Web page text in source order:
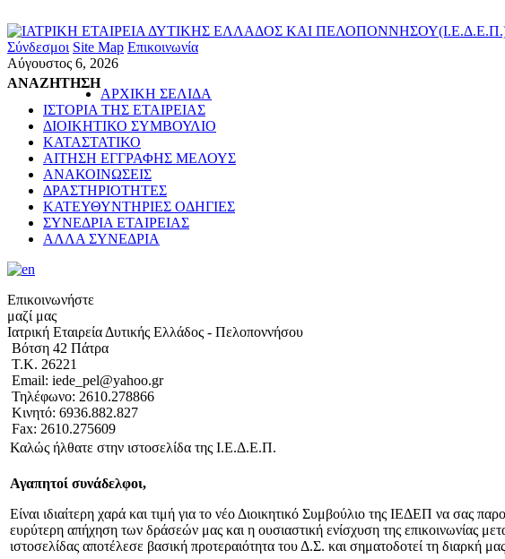
Σύνδεσμοι Site Map Επικοινωνία
Αύγουστος 6, 2026
ΑΝΑΖΗΤΗΣΗ
ΑΡΧΙΚΗ ΣΕΛΙΔΑ
ΙΣΤΟΡΙΑ ΤΗΣ ΕΤΑΙΡΕΙΑΣ
ΔΙΟΙΚΗΤΙΚΟ ΣΥΜΒΟΥΛΙΟ
ΚΑΤΑΣΤΑΤΙΚΟ
ΑΙΤΗΣΗ ΕΓΓΡΑΦΗΣ ΜΕΛΟΥΣ
ΑΝΑΚΟΙΝΩΣΕΙΣ
ΔΡΑΣΤΗΡΙΟΤΗΤΕΣ
ΚΑΤΕΥΘΥΝΤΗΡΙΕΣ ΟΔΗΓΙΕΣ
ΣΥΝΕΔΡΙΑ ΕΤΑΙΡΕΙΑΣ
ΑΛΛΑ ΣΥΝΕΔΡΙΑ
Επικοινωνήστε
μαζί μας
Ιατρική Εταιρεία Δυτικής Ελλάδος - Πελοποννήσου
Βότση 42 Πάτρα
Τ.Κ. 26221
Email: iede_pel@yahoo.gr
Τηλέφωνο: 2610.278866
Κινητό: 6936.882.827
Fax: 2610.275609
Καλώς ήλθατε στην ιστοσελίδα της Ι.Ε.Δ.Ε.Π.
Αγαπητοί συνάδελφοι,
Είναι ιδιαίτερη χαρά και τιμή για το νέο Διοικητικό Συμβούλιο της ΙΕΔΕΠ να σας
ευρύτερη απήχηση των δράσεών μας και η ουσιαστική ενίσχυση της επικοινωνίας
ιστοσελίδας αποτέλεσε βασική προτεραιότητα του Δ.Σ. και σηματοδοτεί τη διαρκή